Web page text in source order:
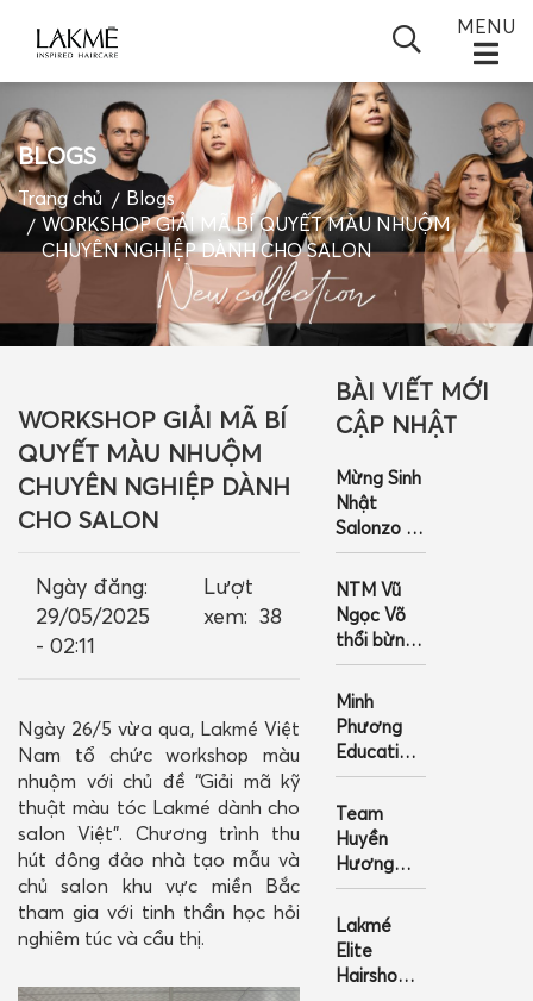
TRANG CHỦ
GIỚI THIỆU
SẢN PHẨM +
TIN TỨC +
BLOGS
VIDEO
LIÊN HỆ
GIỎ HÀNG
MENU
Trang chủ
Blogs
WORKSHOP GIẢI MÃ BÍ QUYẾT MÀU NHUỘM
CHUYÊN NGHIỆP DÀNH CHO SALON
BLOGS
WORKSHOP GIẢI MÃ BÍ
QUYẾT MÀU NHUỘM
CHUYÊN NGHIỆP DÀNH
CHO SALON
Ngày đăng:
29/05/2025
- 02:11
Lượt
xem: 38
Ngày 26/5 vừa qua, Lakmé Việt
Nam tổ chức workshop màu
nhuộm với chủ đề “Giải mã kỹ
thuật màu tóc Lakmé dành cho
salon Việt”. Chương trình thu
hút đông đảo nhà tạo mẫu và
chủ salon khu vực miền Bắc
tham gia với tinh thần học hỏi
nghiêm túc và cầu thị.
BÀI VIẾT MỚI
CẬP NHẬT
Mừng Sinh
Nhật
Salonzo 19
Tuổi –
Chương
Trình Tri
Ân Salon
Tháng
NTM Vũ
Ngọc Võ
thổi bừng
bản lĩnh
người phụ
nữ Việt
trong
từng sợi
Minh
Phương
Education
và “Human
5 Senses”:
Định hình
vẻ đẹp
Việt bằng
kỹ thuật
và công
nghệ
Team
Huyền
Hương
mang sắc
thái thần
thoại đến
Lakmé
Elite
Lakmé
Elite
Hairshow